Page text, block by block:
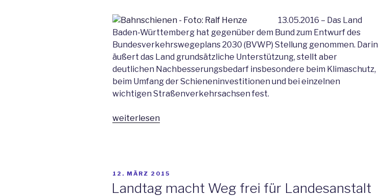
13.05.2016 – Das Land
Baden-Württemberg hat gegenüber dem Bund zum Entwurf des
Bundesverkehrswegeplans 2030 (BVWP) Stellung genommen. Darin
äußert das Land grundsätzliche Unterstützung, stellt aber
deutlichen Nachbesserungsbedarf insbesondere beim Klimaschutz,
beim Umfang der Schieneninvestitionen und bei einzelnen
wichtigen Straßenverkehrsachsen fest.
„Minister
in
weiterlesen
VERÖFFENTLICHT
12. MÄRZ 2015
Landtag macht Weg frei für Landesanstalt